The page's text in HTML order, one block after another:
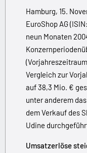
Hamburg, 15.
EuroShop AG
neun Monaten
Vergleich zur
auf 38,3 Mio. €
unter anderem
dem Verkauf des
Udine
Umsatzerlöse